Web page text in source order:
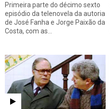
Primeira parte do décimo sexto
episódio da telenovela da autoria
de José Fanha e Jorge Paixão da
Costa, com as…